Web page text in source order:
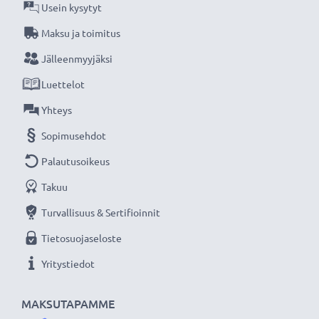
ruuvimeisseleihin, ruohonleikkureihin ja
sähkösahoihin.
★ 3 vuoden takuu ★
Olemme vuonna 2004 perustettu kansainvälinen
verkkokauppa, joka tarjoaa laadukkaita tuotteita, ja
siksi tarjoamme 36 kuukauden takuun!
MAKSUTAPAMME
Usein kysytyt
Maksu ja toimitus
Jälleenmyyjäksi
Luettelot
Yhteys
Sopimusehdot
Palautusoikeus
Takuu
Turvallisuus & Sertifioinnit
Tietosuojaseloste
Yritystiedot